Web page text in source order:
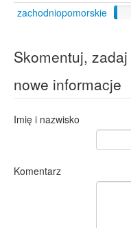
zachodniopomorskie
Skomentuj,
nowe informacje
Imię i nazwisko
Komentarz